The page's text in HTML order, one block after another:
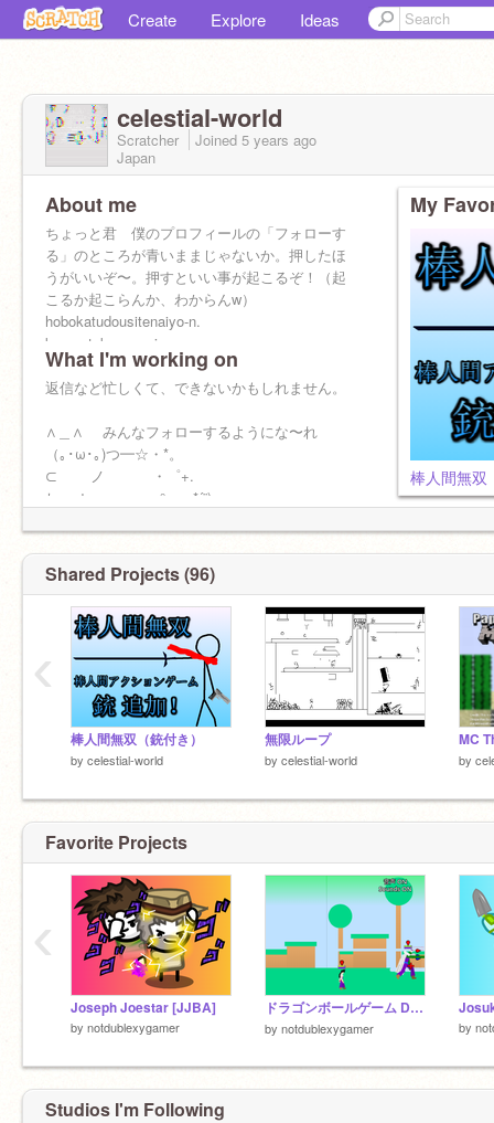
Create Explore Ideas
celestial-world
Scratcher Joined 5 years ago
Japan
About me
ちょっと君 僕のプロフィールの「フォローす
る」のところが青いままじゃないか。押したほ
うがいいぞ〜。押すといい事が起こるぞ！（起
こるか起こらんか、わからんw）
hobokatudousitenaiyo-n.
komentokaesenaiyo-n
bye bye
フォロワー500人達成！
What I'm working on
返信など忙しくて、できないかもしれません。
∧＿∧ みんなフォローするようにな〜れ
（｡･ω･｡)つ━☆・*。
⊂ ノ ・゜+.
しーＪ °。+ *´¨)
¸.·*¨)
1234321
https://invidious.jing.rocks/watch?v=OjRXlEle
My
棒人間無双
Shared Projects (96)
棒人間無双（銃付き）
by celestial-world
無限ループ
by celestial-world by
‹
Favorite Projects
Joseph Joestar [JJBA]
by notdublexygamer
ドラゴンボールゲーム Dragon Ball Game
by notdublexygamer by
‹
Studios I'm Following